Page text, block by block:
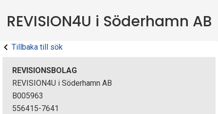
o
r
n
REVISION4U i Söderhamn AB
Tillbaka till sök
REVISIONSBOLAG
REVISION4U i Söderhamn AB
B005963
556415-7641